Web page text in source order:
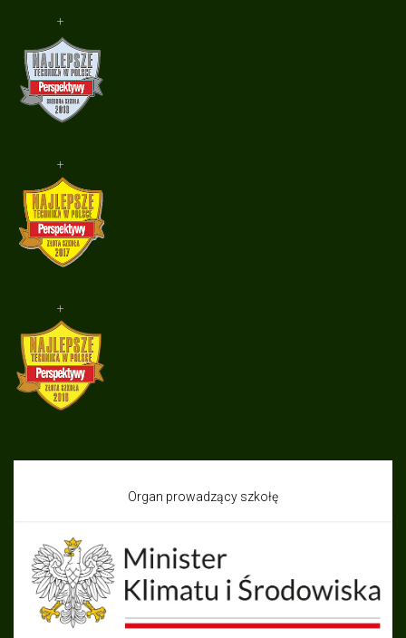
+
+
+
Organ prowadzący szkołę